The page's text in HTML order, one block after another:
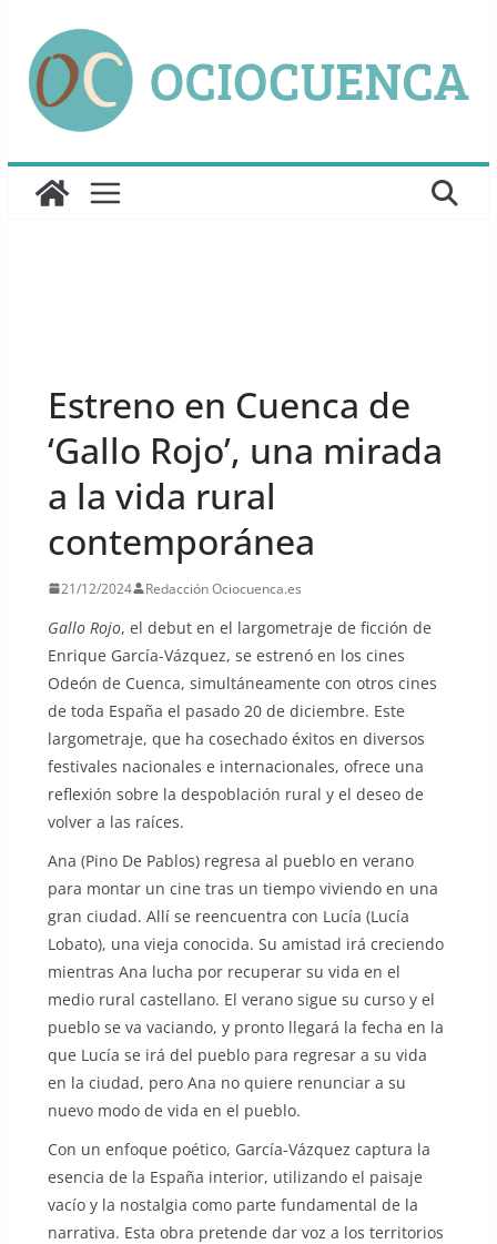
contenido
Estreno en Cuenca de
‘Gallo Rojo’, una mirada
a la vida rural
contemporánea
21/12/2024 Redacción Ociocuenca.es
Gallo Rojo, el debut en el largometraje de ficción de
Enrique García-Vázquez, se estrenó en los cines
Odeón de Cuenca, simultáneamente con otros cines
de toda España el pasado 20 de diciembre. Este
largometraje, que ha cosechado éxitos en diversos
festivales nacionales e internacionales, ofrece una
reflexión sobre la despoblación rural y el deseo de
volver a las raíces.
Ana (Pino De Pablos) regresa al pueblo en verano
para montar un cine tras un tiempo viviendo en una
gran ciudad. Allí se reencuentra con Lucía (Lucía
Lobato), una vieja conocida. Su amistad irá creciendo
mientras Ana lucha por recuperar su vida en el
medio rural castellano. El verano sigue su curso y el
pueblo se va vaciando, y pronto llegará la fecha en la
que Lucía se irá del pueblo para regresar a su vida
en la ciudad, pero Ana no quiere renunciar a su
nuevo modo de vida en el pueblo.
Con un enfoque poético, García-Vázquez captura la
esencia de la España interior, utilizando el paisaje
vacío y la nostalgia como parte fundamental de la
narrativa. Esta obra pretende dar voz a los territorios